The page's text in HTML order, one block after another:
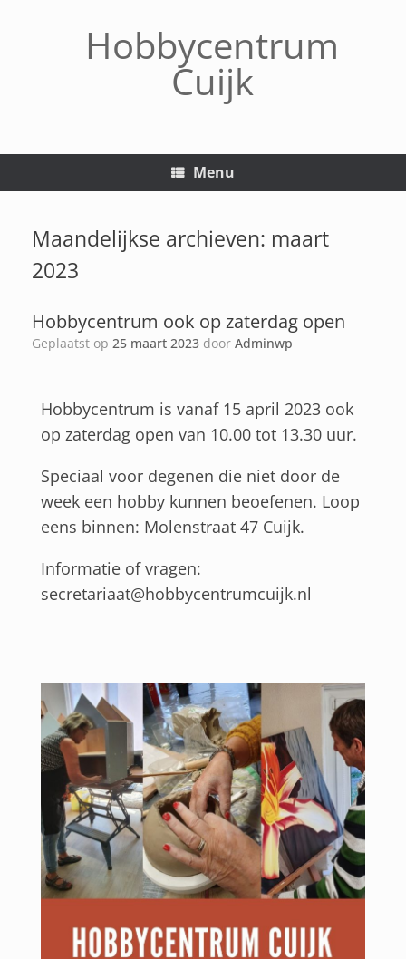
Hobbycentrum
Cuijk
Menu
Maandelijkse archieven: maart
2023
Hobbycentrum ook op zaterdag open
Geplaatst op 25 maart 2023 door Adminwp
Hobbycentrum is vanaf 15 april 2023 ook
op zaterdag open van 10.00 tot 13.30 uur.
Speciaal voor degenen die niet door de
week een hobby kunnen beoefenen. Loop
eens binnen: Molenstraat 47 Cuijk.
Informatie of vragen:
secretariaat@hobbycentrumcuijk.nl